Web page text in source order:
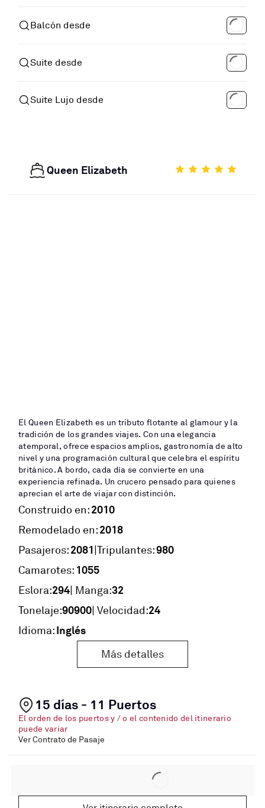
Balcón desde
Suite desde
Suite Lujo desde
Queen Elizabeth
El Queen Elizabeth es un tributo flotante al glamour y la
tradición de los grandes viajes. Con una elegancia
atemporal, ofrece espacios amplios, gastronomía de alto
nivel y una programación cultural que celebra el espíritu
británico. A bordo, cada día se convierte en una
experiencia refinada. Un crucero pensado para quienes
aprecian el arte de viajar con distinción.
Construido en:2010
Remodelado en:2018
Pasajeros:2081|Tripulantes:980
Camarotes: 1055
Eslora:294| Manga:32
Tonelaje:90900| Velocidad:24
Idioma:Inglés
Más detalles
15 días - 11 Puertos
El orden de los puertos y / o el contenido del itinerario
puede variar
Ver Contrato de Pasaje